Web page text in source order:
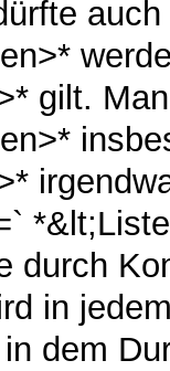
gilt.
durch
in
dem